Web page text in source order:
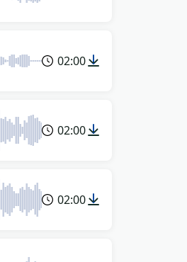
02:00
02:00
02:00